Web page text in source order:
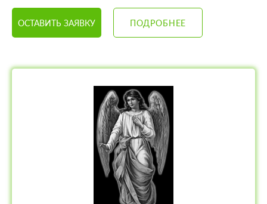
ОСТАВИТЬ ЗАЯВКУ ПОДРОБНЕЕ